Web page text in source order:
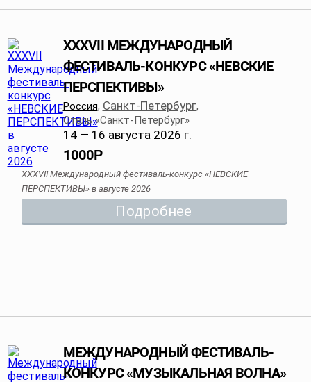
XXXVII МЕЖДУНАРОДНЫЙ
ФЕСТИВАЛЬ-КОНКУРС «НЕВСКИЕ
ПЕРСПЕКТИВЫ»
Россия, Санкт-Петербург,
Отель «Санкт-Петербург»
14 — 16 августа 2026 г.
1000Р
XXXVII Международный фестиваль-конкурс «НЕВСКИЕ
ПЕРСПЕКТИВЫ» в августе 2026
Подробнее
МЕЖДУНАРОДНЫЙ ФЕСТИВАЛЬ-
КОНКУРС «МУЗЫКАЛЬНАЯ ВОЛНА»